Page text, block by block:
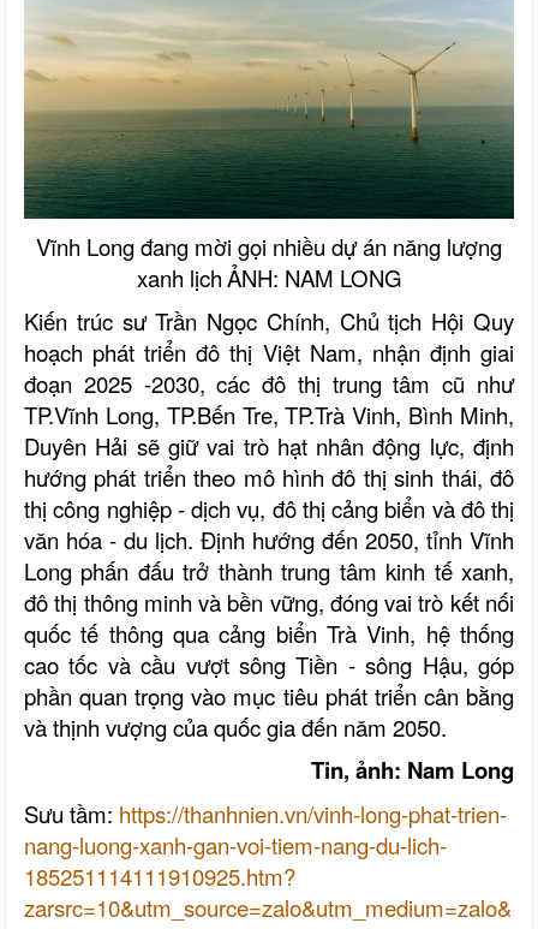
Vĩnh Long đang mời gọi nhiều dự án năng lượng
xanh lịchẢNH: NAM LONG
Kiến trúc sư Trần Ngọc Chính, Chủ tịch Hội Quy
hoạch phát triển đô thị Việt Nam, nhận định giai
đoạn 2025 -2030, các đô thị trung tâm cũ như
TP.Vĩnh Long, TP.Bến Tre, TP.Trà Vinh, Bình Minh,
Duyên Hải sẽ giữ vai trò hạt nhân động lực, định
hướng phát triển theo mô hình đô thị sinh thái, đô
thị công nghiệp - dịch vụ, đô thị cảng biển và đô thị
văn hóa - du lịch. Định hướng đến 2050, tỉnh Vĩnh
Long phấn đấu trở thành trung tâm kinh tế xanh,
đô thị thông minh và bền vững, đóng vai trò kết nối
quốc tế thông qua cảng biển Trà Vinh, hệ thống
cao tốc và cầu vượt sông Tiền - sông Hậu, góp
phần quan trọng vào mục tiêu phát triển cân bằng
và thịnh vượng của quốc gia đến năm 2050.
Tin, ảnh: Nam Long
Sưu tầm: https://thanhnien.vn/vinh-long-phat-trien-
nang-luong-xanh-gan-voi-tiem-nang-du-lich-
185251114111910925.htm?
zarsrc=10&utm_source=zalo&utm_medium=zalo&